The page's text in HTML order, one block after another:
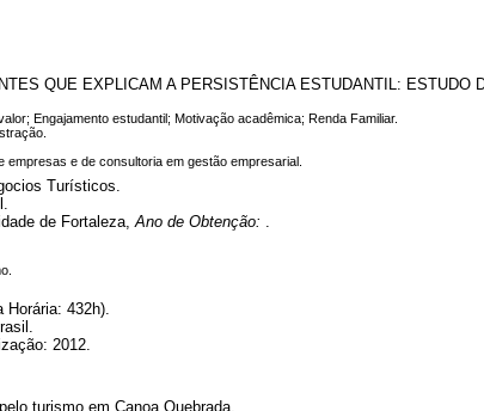
QUE EXPLICAM A PERSISTÊNCIA ESTUDANTIL:
Engajamento estudantil; Motivação acadêmica; Renda Familiar.
empresas e de consultoria em gestão empresarial.
Turísticos.
de Fortaleza,Ano de Obtenção: .
Horária: 432h).
2012.
turismo em Canoa Quebrada.